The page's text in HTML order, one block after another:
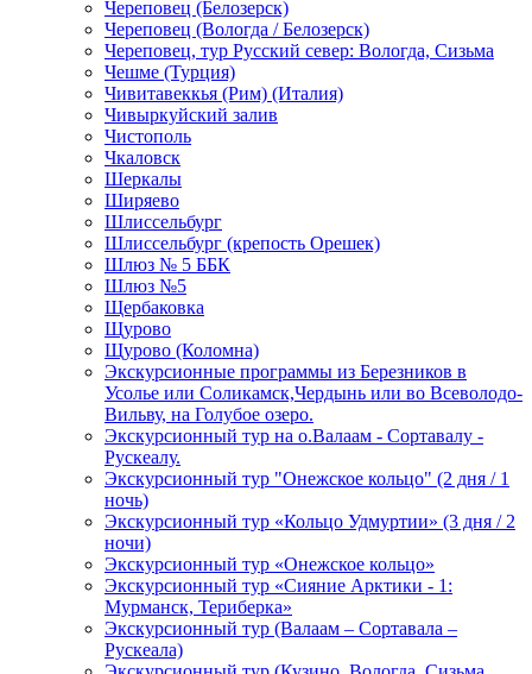
Череповец (Белозерск)
Череповец (Вологда / Белозерск)
Череповец, тур Русский север: Вологда, Сизьма
Чешме (Турция)
Чивитавеккья (Рим) (Италия)
Чивыркуйский залив
Чистополь
Чкаловск
Шеркалы
Ширяево
Шлиссельбург
Шлиссельбург (крепость Орешек)
Шлюз № 5 ББК
Шлюз №5
Щербаковка
Щурово
Щурово (Коломна)
Экскурсионные программы из Березников в
Усолье или Соликамск,Чердынь или во Всеволодо-
Вильву, на Голубое озеро.
Экскурсионный тур на о.Валаам - Сортавалу -
Рускеалу.
Экскурсионный тур "Онежское кольцо" (2 дня / 1
ночь)
Экскурсионный тур «Кольцо Удмуртии» (3 дня / 2
ночи)
Экскурсионный тур «Онежское кольцо»
Экскурсионный тур «Сияние Арктики - 1:
Мурманск, Териберка»
Экскурсионный тур (Валаам – Сортавала –
Рускеала)